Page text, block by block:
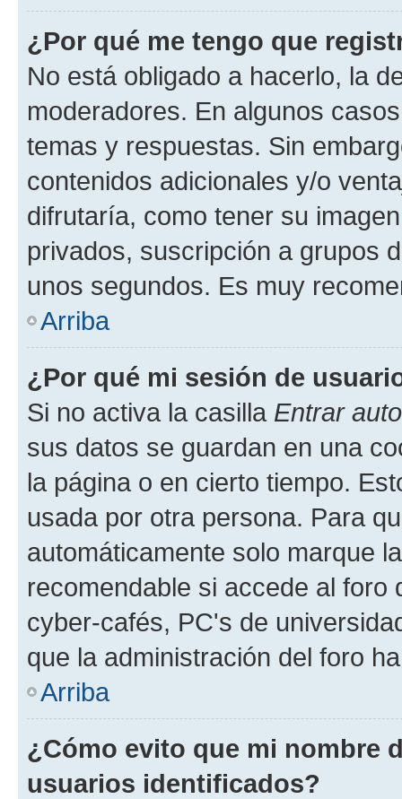
¿Por qué me tengo que
No está obligado a hacerlo, la
moderadores. En algunos
temas y respuestas. Sin
contenidos adicionales y/o
difrutaría, como tener su
privados, suscripción a grupos
unos segundos. Es muy
Arriba
¿Por qué mi sesión de
Si no activa la casilla Entrar
sus datos se guardan en una
la página o en cierto tiempo.
usada por otra persona. Para
automáticamente solo marque
recomendable si accede al foro
cyber-cafés, PC's de
que la administración del foro
Arriba
¿Cómo evito que mi nombre
usuarios identificados?